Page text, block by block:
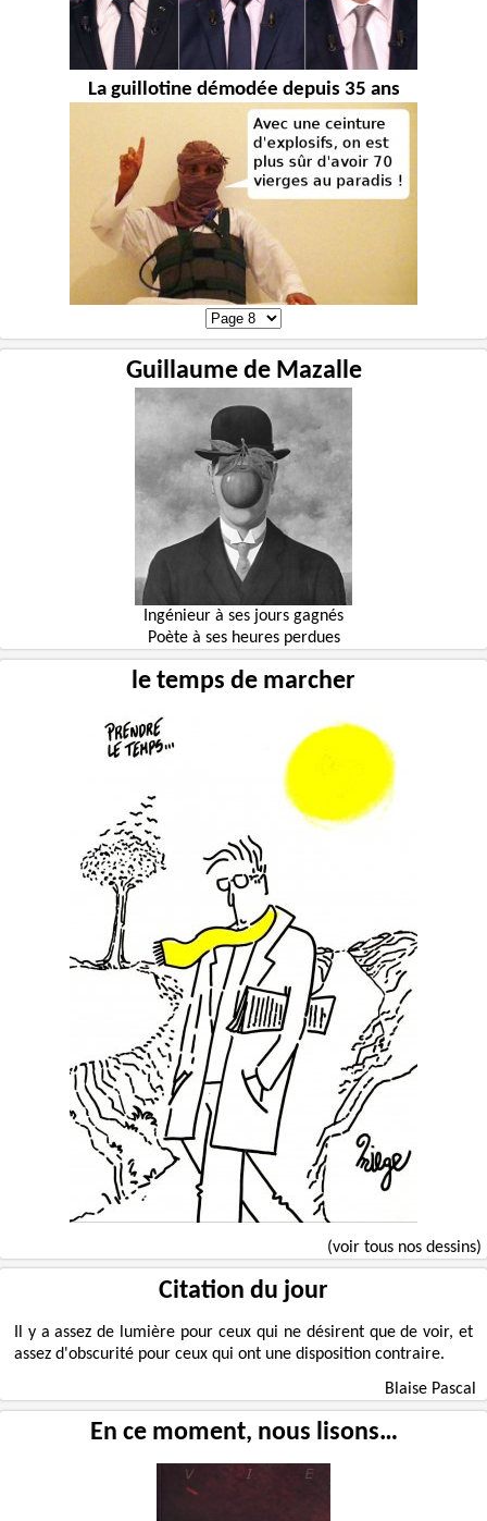
La guillotine démodée depuis 35 ans
Guillaume de Mazalle
Ingénieur à ses jours gagnés
Poète à ses heures perdues
le temps de marcher
(voir tous nos dessins)
Citation du jour
Il y a assez de lumière pour ceux qui ne désirent que de voir, et
assez d'obscurité pour ceux qui ont une disposition contraire.
Blaise Pascal
En ce moment, nous lisons…